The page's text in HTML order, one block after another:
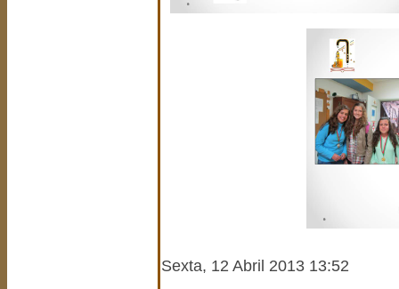
Sexta, 12 Abril 2013 13:52